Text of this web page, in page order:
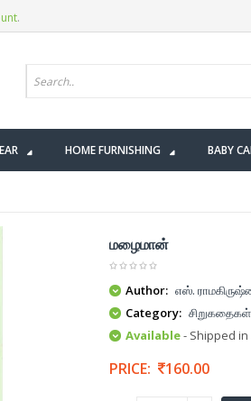
.
HOME FURNISHING BABY
மழைமான்
Author: எஸ்.
Category: சிறுகதைகள்
Available- Shipped in
PRICE: 160.00